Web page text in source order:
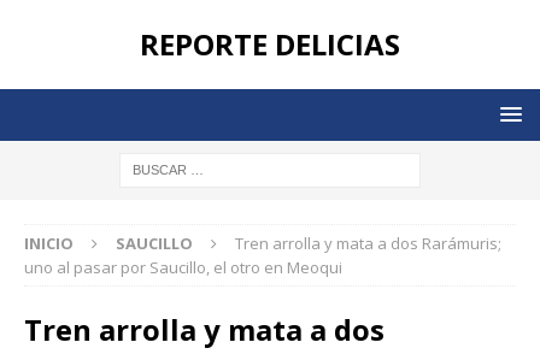
REPORTE DELICIAS
INICIO SAUCILLO
Tren arrolla y mata a dos Rarámuris;
uno al pasar por Saucillo, el otro en Meoqui
Tren arrolla y mata a dos